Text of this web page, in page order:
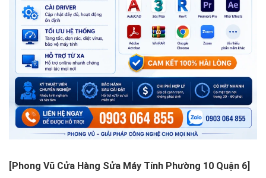
[Phong Vũ Cửa Hàng Sửa Máy Tính Phường 10 Quận 6]